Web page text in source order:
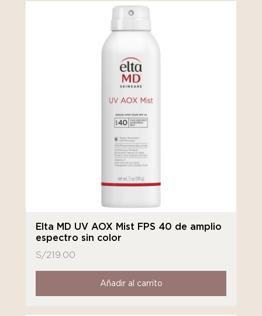
Elta MD UV AOX Mist FPS 40 de amplio
espectro sin color
S/219.00
Añadir al carrito